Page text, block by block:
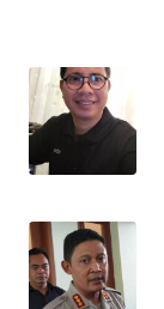
KARIR
DISCLAIMER
Wahana
News
Regional